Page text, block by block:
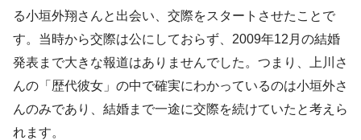
る小垣外翔さんと出会い、交際をスタートさせたことで
す。当時から交際は公にしておらず、2009年12月の結婚
発表まで大きな報道はありませんでした。つまり、上川さ
んの「歴代彼女」の中で確実にわかっているのは小垣外さ
んのみであり、結婚まで一途に交際を続けていたと考えら
れます。